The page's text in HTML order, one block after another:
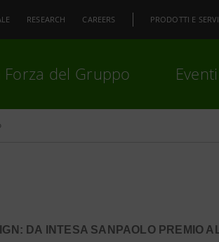
RESEARCH CAREERS PRODOTTI E
Forza del Gruppo
DA INTESA SANPAOLO PREMIO